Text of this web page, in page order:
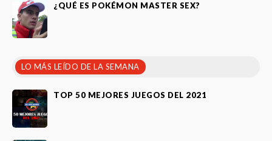
¿QUÉ ES POKÉMON MASTER SEX?
LO MÁS LEÍDO DE LA SEMANA
TOP 50 MEJORES JUEGOS DEL 2021